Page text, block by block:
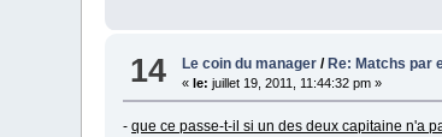
14 Le coin du manager / Re: Matchs par
« le: juillet 19, 2011, 11:44:32 pm »
-que ce passe-t-il si un des deux capitaine n'a